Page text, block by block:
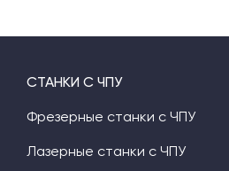
СТАНКИ С ЧПУ
Фрезерные станки с ЧПУ
Лазерные станки с ЧПУ